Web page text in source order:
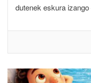
dutenek eskura izango